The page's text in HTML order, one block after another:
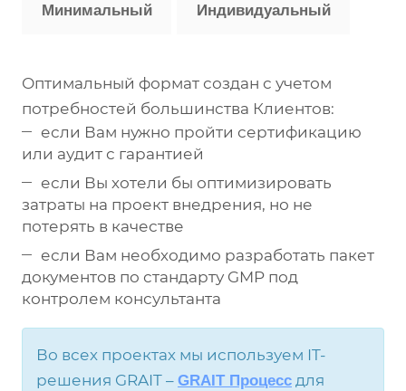
Минимальный Индивидуальный
Оптимальный формат создан с учетом
потребностей большинства Клиентов:
если Вам нужно пройти сертификацию
или аудит с гарантией
если Вы хотели бы оптимизировать
затраты на проект внедрения, но не
потерять в качестве
если Вам необходимо разработать пакет
документов по стандарту GMP под
контролем консультанта
Во всех проектах мы используем IT-
решения GRAIT – GRAIT Процесс для